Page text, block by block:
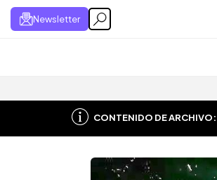
Newsletter
CONTENIDO DE ARCHIVO: